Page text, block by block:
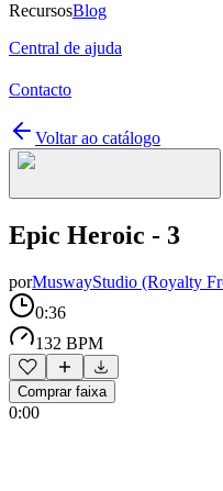
RecursosBlog
Central de ajuda
Contacto
Voltar ao catálogo
Epic Heroic - 3
porMuswayStudio (Royalty
0:36
132 BPM
Comprar faixa
0:00